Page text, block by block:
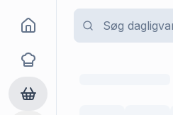
Goma
Opskrifter
Dagligvarer